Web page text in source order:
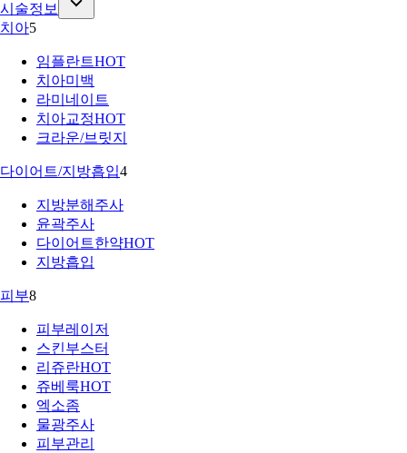
시술정보
치아5
임플란트HOT
치아미백
라미네이트
치아교정HOT
크라운/브릿지
다이어트/지방흡입4
지방분해주사
윤곽주사
다이어트한약HOT
지방흡입
피부8
피부레이저
스킨부스터
리쥬란HOT
쥬베룩HOT
엑소좀
물광주사
피부관리